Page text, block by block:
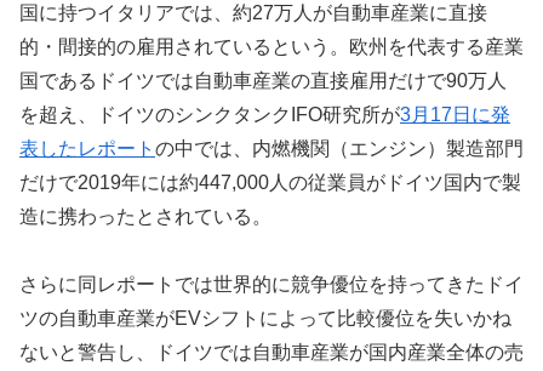
国に持つイタリアでは、約27万人が自動車産業に直接
的・間接的の雇用されているという。欧州を代表する産業
国であるドイツでは自動車産業の直接雇用だけで90万人
を超え、ドイツのシンクタンクIFO研究所が3月17日に発
表したレポート の中では、内燃機関（エンジン）製造部門
だけで2019年には約447,000人の従業員がドイツ国内で製
造に携わったとされている。
さらに同レポートでは世界的に競争優位を持ってきたドイ
ツの自動車産業がEVシフトによって比較優位を失いかね
ないと警告し、ドイツでは自動車産業が国内産業全体の売